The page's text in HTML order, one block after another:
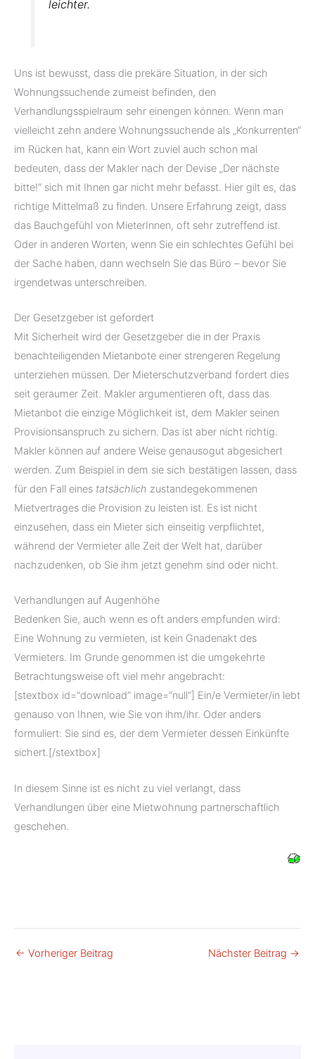
leichter.
Uns ist bewusst, dass die prekäre Situation, in der sich
Wohnungssuchende zumeist befinden, den
Verhandlungsspielraum sehr einengen können. Wenn man
vielleicht zehn andere Wohnungssuchende als „Konkurrenten“
im Rücken hat, kann ein Wort zuviel auch schon mal
bedeuten, dass der Makler nach der Devise „Der nächste
bitte!“ sich mit Ihnen gar nicht mehr befasst. Hier gilt es, das
richtige Mittelmaß zu finden. Unsere Erfahrung zeigt, dass
das Bauchgefühl von MieterInnen, oft sehr zutreffend ist.
Oder in anderen Worten, wenn Sie ein schlechtes Gefühl bei
der Sache haben, dann wechseln Sie das Büro – bevor Sie
irgendetwas unterschreiben.
Der Gesetzgeber ist gefordert
Mit Sicherheit wird der Gesetzgeber die in der Praxis
benachteiligenden Mietanbote einer strengeren Regelung
unterziehen müssen. Der Mieterschutzverband fordert dies
seit geraumer Zeit. Makler argumentieren oft, dass das
Mietanbot die einzige Möglichkeit ist, dem Makler seinen
Provisionsanspruch zu sichern. Das ist aber nicht richtig.
Makler können auf andere Weise genausogut abgesichert
werden. Zum Beispiel in dem sie sich bestätigen lassen, dass
für den Fall eines tatsächlich zustandegekommenen
Mietvertrages die Provision zu leisten ist. Es ist nicht
einzusehen, dass ein Mieter sich einseitig verpflichtet,
während der Vermieter alle Zeit der Welt hat, darüber
nachzudenken, ob Sie ihm jetzt genehm sind oder nicht.
Verhandlungen auf Augenhöhe
Bedenken Sie, auch wenn es oft anders empfunden wird:
Eine Wohnung zu vermieten, ist kein Gnadenakt des
Vermieters. Im Grunde genommen ist die umgekehrte
Betrachtungsweise oft viel mehr angebracht:
[stextbox id=“download“ image=“null“] Ein/e Vermieter/in lebt
genauso von Ihnen, wie Sie von ihm/ihr. Oder anders
formuliert: Sie sind es, der dem Vermieter dessen Einkünfte
sichert.[/stextbox]
In diesem Sinne ist es nicht zu viel verlangt, dass
Verhandlungen über eine Mietwohnung partnerschaftlich
geschehen.
← Vorheriger Beitrag Nächster Beitrag →